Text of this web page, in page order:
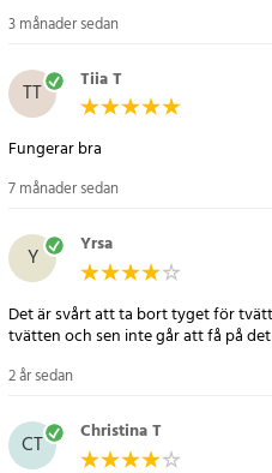
3 månader sedan
TT Tiia T
Fungerar bra
7 månader sedan
Y Yrsa
Det är svårt att ta bort tyget för
tvätten och sen inte går att få på
2 år sedan
CT Christina T